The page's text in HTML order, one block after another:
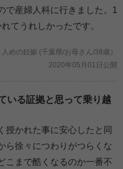
で産婦人科に行きました。1
てうれしかったです。
めの妊娠 (千葉県/お母さん/38歳）
2020年05月01日公開
いる証拠と思って乗り越
授かれた事に安心したと同
ら徐々につわりがつらくな
こまで酷くなるのか一番不